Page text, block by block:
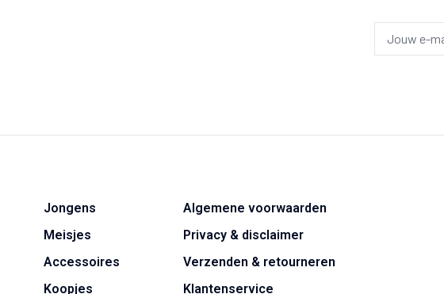
Jongens
Meisjes
Accessoires
Koopjes
Algemene voorwaarden
Privacy & disclaimer
Verzenden & retourneren
Klantenservice